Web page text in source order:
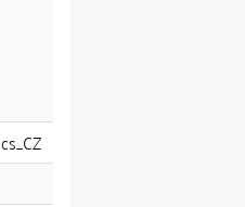
cs_CZ